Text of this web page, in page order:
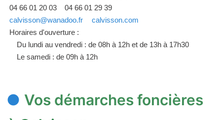
04 66 01 20 03
04 66 01 29 39
calvisson@wanadoo.fr
calvisson.com
Horaires d'ouverture :
Du lundi au vendredi : de 08h à 12h et de 13h à 17h30
Le samedi : de 09h à 12h
Vos démarches foncières